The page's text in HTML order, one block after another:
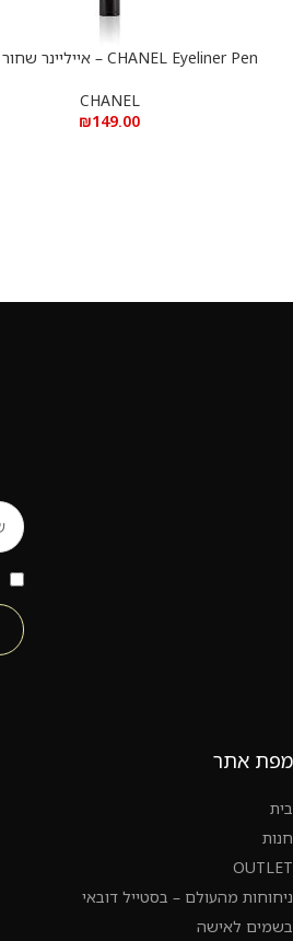
הוספה לסל
CHANEL Eyeliner Pen – אייליינר שחור שאנל
CHANEL
₪149.00
מפת אתר
בית
חנות
OUTLET
ניחוחות מהעולם – בסטייל דובאי
בשמים לאישה